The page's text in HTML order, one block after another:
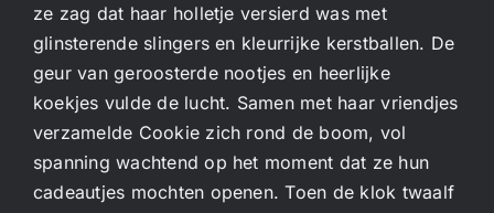
ze zag dat haar holletje versierd was met
glinsterende slingers en kleurrijke kerstballen. De
geur van geroosterde nootjes en heerlijke
koekjes vulde de lucht. Samen met haar vriendjes
verzamelde Cookie zich rond de boom, vol
spanning wachtend op het moment dat ze hun
cadeautjes mochten openen. Toen de klok twaalf